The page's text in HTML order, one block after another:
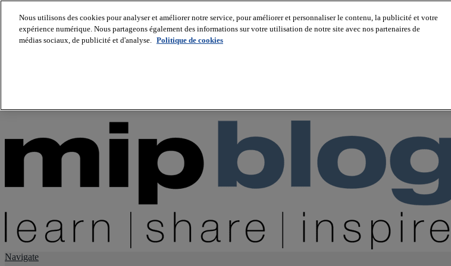
About us
Navigate
Nous utilisons des cookies pour analyser et améliorer notre service, pour améliorer et personnaliser le contenu, la publicité et votre
expérience numérique. Nous partageons également des informations sur votre utilisation de notre site avec nos partenaires de
médias sociaux, de publicité et d'analyse. Politique de cookies